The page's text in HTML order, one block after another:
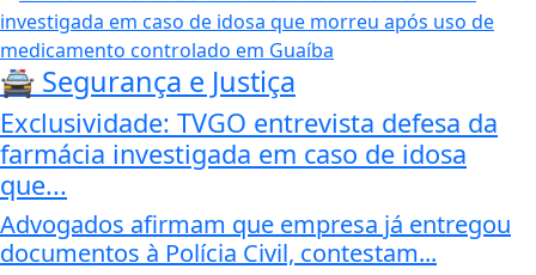
🚔 Segurança e Justiça
Exclusividade: TVGO entrevista defesa da
farmácia investigada em caso de idosa
que...
Advogados afirmam que empresa já entregou
documentos à Polícia Civil, contestam...